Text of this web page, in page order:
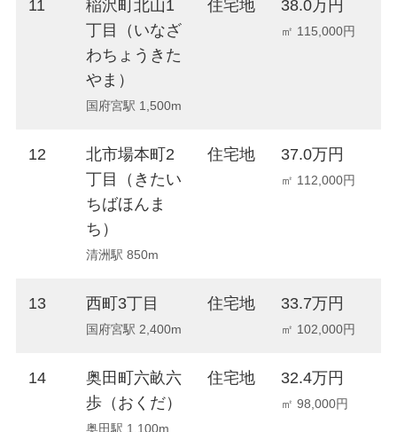
11
稲沢町北山1
丁目（いなざ
わちょうきた
やま）
国府宮駅 1,500m
住宅地 38.0万円
㎡ 115,000円
12
北市場本町2
丁目（きたい
ちばほんま
ち）
清洲駅 850m
住宅地 37.0万円
㎡ 112,000円
13 西町3丁目
国府宮駅 2,400m
住宅地 33.7万円
㎡ 102,000円
14
奥田町六畝六
歩（おくだ）
奥田駅 1,100m
住宅地 32.4万円
㎡ 98,000円